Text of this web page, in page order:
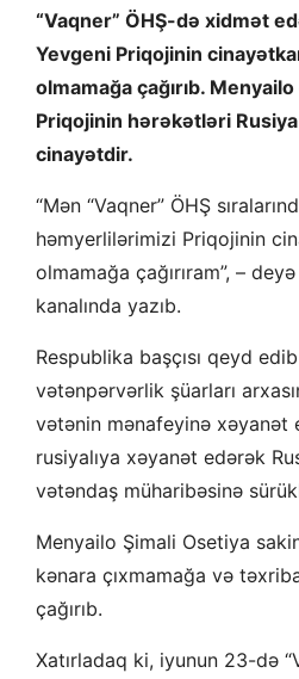
“Vaqner” ÖHŞ-də xidmət
Yevgeni Priqojinin
olmamağa çağırıb.
Priqojinin hərəkətləri Rusiya
cinayətdir.
“Mən “Vaqner” ÖHŞ
həmyerlilərimizi Priqojinin
olmamağa çağırıram”, –
kanalında yazıb.
Respublika başçısı qeyd
vətənpərvərlik şüarları
vətənin mənafeyinə xəyanət
rusiyalıya xəyanət edərək
vətəndaş müharibəsinə
Menyailo Şimali Osetiya
kənara çıxmamağa və
çağırıb.
Xatırladaq ki, iyunun 23-də